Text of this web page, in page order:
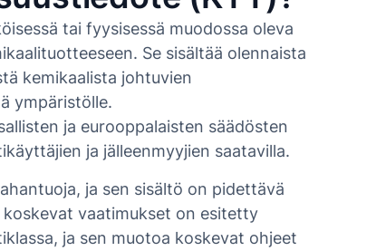
tai fyysisessä muodossa oleva
Se sisältää olennaista
kemikaalista johtuvien
ympäristölle.
ja eurooppalaisten säädösten
ja jälleenmyyjien saatavilla.
ja sen sisältö on pidettävä
vaatimukset on esitetty
ja sen muotoa koskevat ohjeet